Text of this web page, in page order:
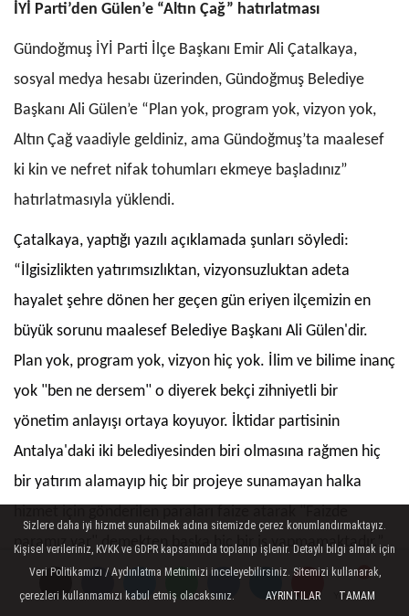
Yorumlar
Yorumlar
Yorumlar
Yorumlar
İYİ Parti’den Gülen’e “Altın Çağ” hatırlatması
Gündoğmuş İYİ Parti İlçe Başkanı Emir Ali Çatalkaya,
sosyal medya hesabı üzerinden, Gündoğmuş Belediye
Başkanı Ali Gülen’e “Plan yok, program yok, vizyon yok,
Altın Çağ vaadiyle geldiniz, ama Gündoğmuş’ta maalesef
ki kin ve nefret nifak tohumları ekmeye başladınız”
hatırlatmasıyla yüklendi.
Çatalkaya, yaptığı yazılı açıklamada şunları söyledi:
“İlgisizlikten yatırımsızlıktan, vizyonsuzluktan adeta
hayalet şehre dönen her geçen gün eriyen ilçemizin en
büyük sorunu maalesef Belediye Başkanı Ali Gülen'dir.
Plan yok, program yok, vizyon hiç yok. İlim ve bilime inanç
yok "ben ne dersem" o diyerek bekçi zihniyetli bir
yönetim anlayışı ortaya koyuyor. İktidar partisinin
Antalya'daki iki belediyesinden biri olmasına rağmen hiç
bir yatırım alamayıp hiç bir projeye sunamayan halka
paramız var" demekten başka hiç bir iş yapmamaktadır.”
DOĞA KATLİAMI YAPILIYOR
Sizlere daha iyi hizmet sunabilmek adına sitemizde çerez konumlandırmaktayız.
Kişisel verileriniz, KVKK ve GDPR kapsamında toplanıp işlenir. Detaylı bilgi almak için
Veri Politikamızı / Aydınlatma Metnimizi inceleyebilirsiniz. Sitemizi kullanarak,
çerezleri kullanmamızı kabul etmiş olacaksınız.
AYRINTILAR TAMAM